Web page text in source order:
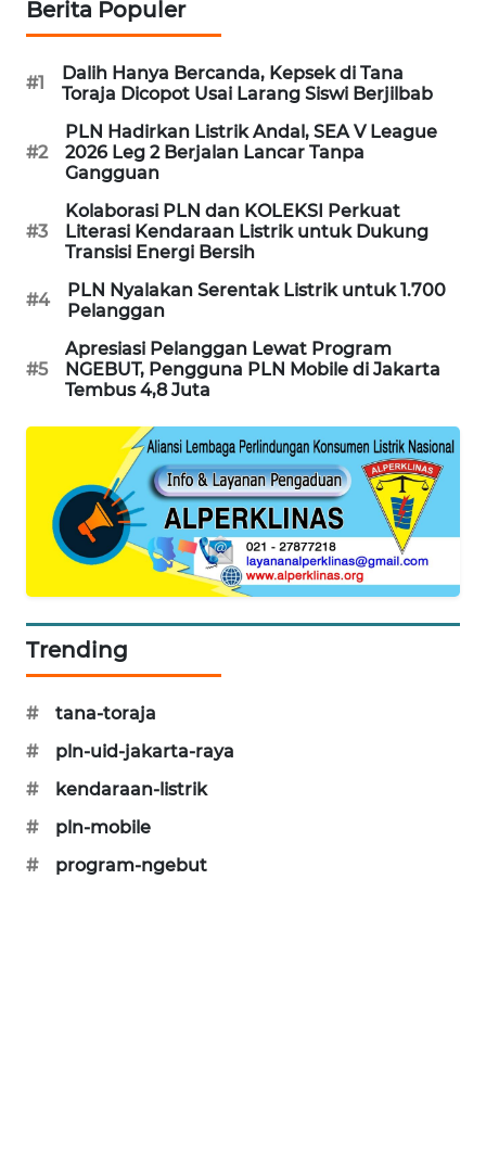
Berita Populer
#1
Dalih Hanya Bercanda, Kepsek di Tana
Toraja Dicopot Usai Larang Siswi Berjilbab
#2
PLN Hadirkan Listrik Andal, SEA V League
2026 Leg 2 Berjalan Lancar Tanpa
Gangguan
#3
Kolaborasi PLN dan KOLEKSI Perkuat
Literasi Kendaraan Listrik untuk Dukung
Transisi Energi Bersih
#4
PLN Nyalakan Serentak Listrik untuk 1.700
Pelanggan
#5
Apresiasi Pelanggan Lewat Program
NGEBUT, Pengguna PLN Mobile di Jakarta
Tembus 4,8 Juta
Trending
#
tana-toraja
#
pln-uid-jakarta-raya
#
kendaraan-listrik
#
pln-mobile
#
program-ngebut
LPKKI
LKKI
KOPEKLIN
PORTAL
KONSUMEN
FORWAMKI
ALPERKLINAS
NEWS
SITUNGIR
NEWS
SIDIKALANG
NEWS
SIBARAGAS
NEWS
METRO
NEWS